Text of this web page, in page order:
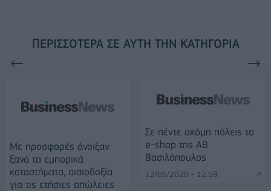
ΠΕΡΙΣΣΌΤΕΡΑ ΣΕ ΑΥΤΉ ΤΗΝ ΚΑΤΗΓΟΡΊΑ
Με προσφορές άνοιξαν
ξανά τα εμπορικά
καταστήματα, αισιοδοξία
για τις ετήσιες απώλειες
Σε πέντε ακόμη πόλεις το
e-shop της ΑΒ
Βασιλόπουλος
12/05/2020 - 12:59